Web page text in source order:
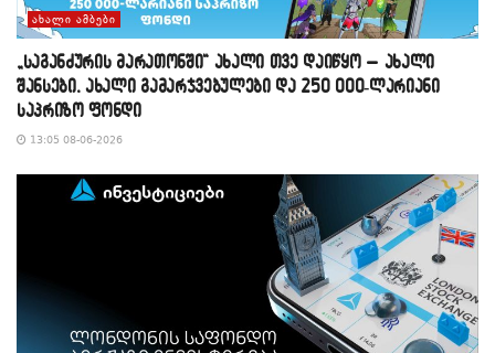
ᲐᲮᲐᲚᲘ ᲐᲛᲑᲔᲑᲘ
„საგანძურის მარათონში“ ახალი თვე დაიწყო – ახალი
შანსები, ახალი გამარჯვებულები და 250 000-ლარიანი
საპრიზო ფონდი
13:05 08-06-2026